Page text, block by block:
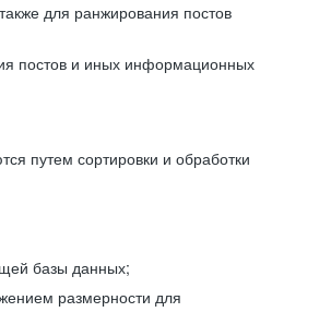
для ранжирования постов
постов и иных информационных
путем сортировки и обработки
базы данных;
размерности для